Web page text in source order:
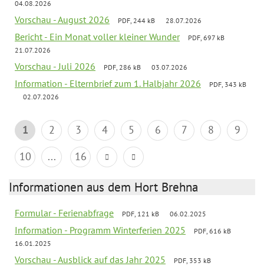
04.08.2026
Vorschau - August 2026 PDF, 244 kB 28.07.2026
Bericht - Ein Monat voller kleiner Wunder
PDF, 697 kB
21.07.2026
Vorschau - Juli 2026 PDF, 286 kB 03.07.2026
Information - Elternbrief zum 1. Halbjahr 2026
PDF, 343 kB
02.07.2026
1 2 3 4 5 6 7 8
9
10
... 16
Informationen aus dem Hort Brehna
Formular - Ferienabfrage PDF, 121 kB 06.02.2025
Information - Programm Winterferien 2025
PDF, 616 kB
16.01.2025
Vorschau - Ausblick auf das Jahr 2025
PDF, 353 kB